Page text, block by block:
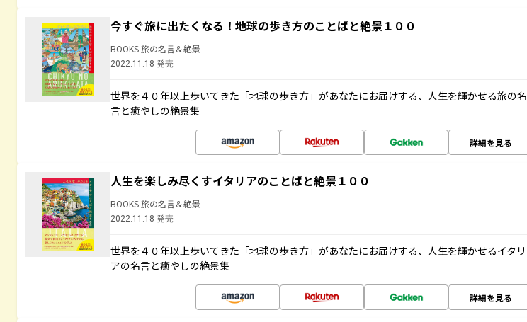
今すぐ旅に出たくなる！地球の歩き方のことばと絶景１００
BOOKS 旅の名言＆絶景
2022.11.18 発売
世界を４０年以上歩いてきた「地球の歩き方」があなたにお届けする、人生を輝かせる旅の名
言と癒やしの絶景集
詳細を見る
人生を楽しみ尽くすイタリアのことばと絶景１００
BOOKS 旅の名言＆絶景
2022.11.18 発売
世界を４０年以上歩いてきた「地球の歩き方」があなたにお届けする、人生を輝かせるイタリ
アの名言と癒やしの絶景集
詳細を見る